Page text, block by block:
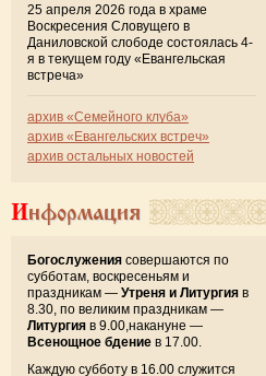
25 апреля 2026 года в храме
Воскресения Словущего в
Даниловской слободе состоялась 4-
я в текущем году «Евангельская
встреча»
архив «Семейного клуба»
архив «Евангельских встреч»
архив остальных новостей
Информация
Богослужения совершаются по
субботам, воскресеньям и
праздникам — Утреня и Литургия в
8.30, по великим праздникам —
Литургия в 9.00,накануне —
Всенощное бдение в 17.00.
Каждую субботу в 16.00 служится